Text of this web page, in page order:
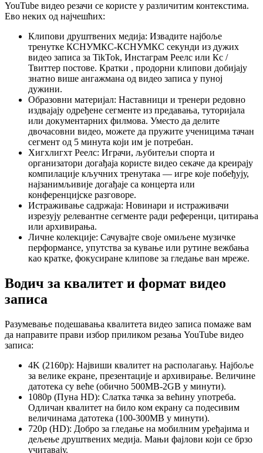
YouTube видео резачи се користе у различитим контекстима.
Ево неких од најчешћих:
Клипови друштвених медија: Извадите најбоље
тренутке КСНУМКС-КСНУМКС секунди из дужих
видео записа за TikTok, Инстаграм Реелс или Кс /
Твиттер постове. Кратки , продорни клипови добијају
знатно више ангажмана од видео записа у пуној
дужини.
Образовни материјал: Наставници и тренери редовно
издвајају одређене сегменте из предавања, туторијала
или документарних филмова. Уместо да делите
двочасовни видео, можете да пружите ученицима тачан
сегмент од 5 минута који им је потребан.
Хигхлигхт Реелс: Играчи, љубитељи спорта и
организатори догађаја користе видео секаче да креирају
компилације кључних тренутака — игре које побеђују,
најзанимљивије догађаје са концерта или
конференцијске разговоре.
Истраживање садржаја: Новинари и истраживачи
изрезују релевантне сегменте ради референци, цитирања
или архивирања.
Личне колекције: Сачувајте своје омиљене музичке
перформансе, упутства за кување или рутине вежбања
као кратке, фокусиране клипове за гледање ван мреже.
Водич за квалитет и формат видео
записа
Разумевање подешавања квалитета видео записа помаже вам
да направите прави избор приликом резања YouTube видео
записа:
4K (2160p): Највиши квалитет на располагању. Најбоље
за велике екране, презентације и архивирање. Величине
датотека су веће (обично 500MB-2GB у минути).
1080p (Пуна HD): Слатка тачка за већину употреба.
Одличан квалитет на било ком екрану са подесивим
величинама датотека (100-300MB у минути).
720p (HD): Добро за гледање на мобилним уређајима и
дељење друштвених медија. Мањи фајлови који се брзо
учитавају.